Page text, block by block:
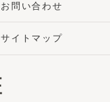
お問い合わせ
サイトマップ